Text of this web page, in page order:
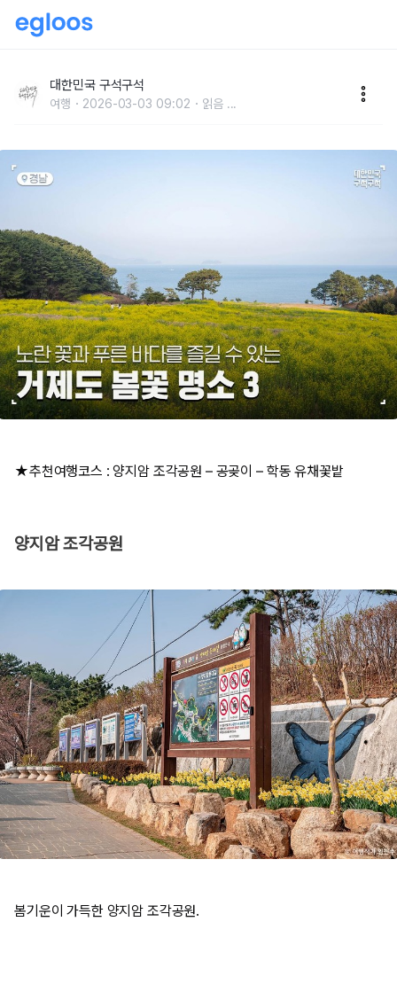
명소 3대한민국 구석구석
여행 2026-03-03 09:02 읽음 ...
★추천여행코스 : 양지암 조각공원 – 공곶이 – 학동 유채꽃밭
양지암 조각공원​
봄기운이 가득한 양지암 조각공원. ​